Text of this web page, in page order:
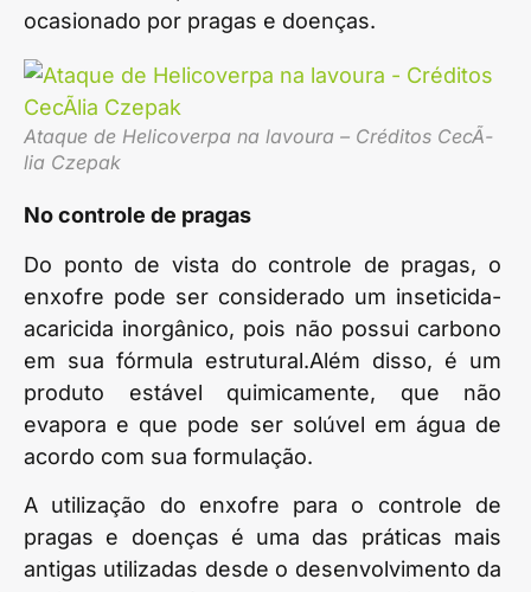
ocasionado por pragas e doenças.
Ataque de Helicoverpa na lavoura – Créditos CecÃ­
lia Czepak
No controle de pragas
Do ponto de vista do controle de pragas, o
enxofre pode ser considerado um inseticida-
acaricida inorgânico, pois não possui carbono
em sua fórmula estrutural.Além disso, é um
produto estável quimicamente, que não
evapora e que pode ser solúvel em água de
acordo com sua formulação.
A utilização do enxofre para o controle de
pragas e doenças é uma das práticas mais
antigas utilizadas desde o desenvolvimento da